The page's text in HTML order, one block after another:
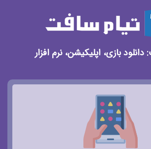
بازی، اپلیکیشن، نرم افزار